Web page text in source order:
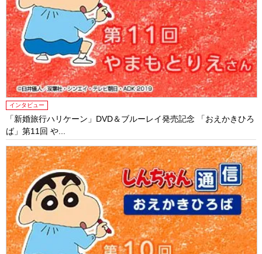
インタビュー
「新婚旅行ハリケーン」DVD＆ブルーレイ発売記念 「おえかきひろ
ば」第11回 や...